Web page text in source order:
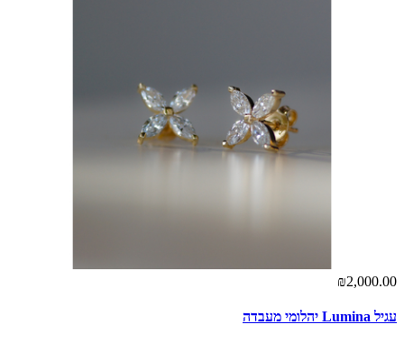
₪2,000.00
עגיל Lumina יהלומי מעבדה